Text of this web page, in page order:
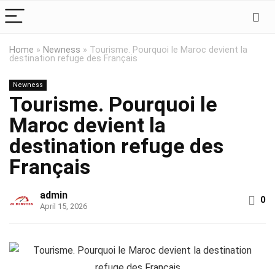
Home » Newness » Tourisme. Pourquoi le Maroc devient la
destination refuge des Français
Newness
Tourisme. Pourquoi le
Maroc devient la
destination refuge des
Français
admin
April 15, 2026
0